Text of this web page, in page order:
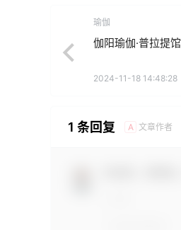
瑜伽
伽阳瑜伽·普拉提馆
2024-11-18 14:48:28
1 条回复 A 文章作者